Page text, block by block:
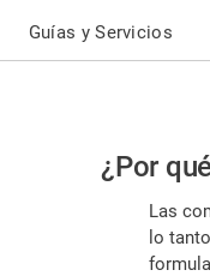
Guías y Servicios
Por
favor,
¿Por
Las
lo